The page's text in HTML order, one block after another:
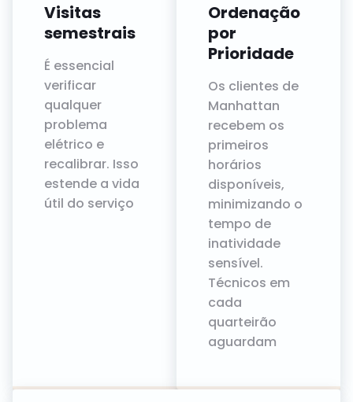
Visitas
semestrais
É essencial
verificar
qualquer
problema
elétrico e
recalibrar. Isso
estende a vida
útil do serviço
Ordenação
por
Prioridade
Os clientes de
Manhattan
recebem os
primeiros
horários
disponíveis,
minimizando o
tempo de
inatividade
sensível.
Técnicos em
cada
quarteirão
aguardam